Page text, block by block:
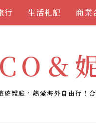
行 生活札記 商業
＆
遊體驗，熱愛海外自由行！合